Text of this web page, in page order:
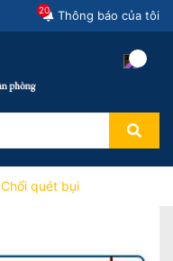
Thông báo của tôi
20
Chổi quét bụi